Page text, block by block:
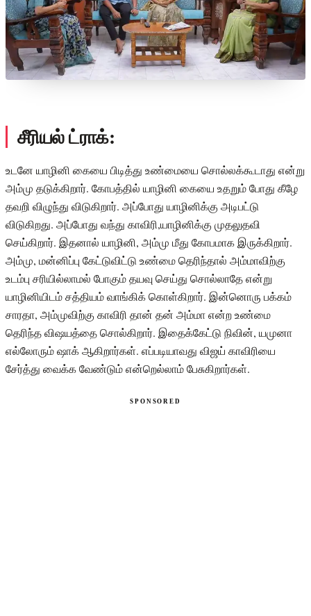
சீரியல் ட்ராக்:
உடனே யாழினி கையை பிடித்து உண்மையை சொல்லக்கூடாது என்று
அம்மு தடுக்கிறார். கோபத்தில் யாழினி கையை உதறும் போது கீழே
தவறி விழுந்து விடுகிறார். அப்போது யாழினிக்கு அடிபட்டு
விடுகிறது. அப்போது வந்து காவிரி,யாழினிக்கு முதலுதவி
செய்கிறார். இதனால் யாழினி, அம்மு மீது கோபமாக இருக்கிறார்.
அம்மு, மன்னிப்பு கேட்டுவிட்டு உண்மை தெரிந்தால் அம்மாவிற்கு
உடம்பு சரியில்லாமல் போகும் தயவு செய்து சொல்லாதே என்று
யாழினியிடம் சத்தியம் வாங்கிக் கொள்கிறார். இன்னொரு பக்கம்
சாரதா, அம்முவிற்கு காவிரி தான் தன் அம்மா என்ற உண்மை
தெரிந்த விஷயத்தை சொல்கிறார். இதைக்கேட்டு நிவின், யமுனா
எல்லோரும் ஷாக் ஆகிறார்கள். எப்படியாவது விஜய் காவிரியை
சேர்த்து வைக்க வேண்டும் என்றெல்லாம் பேசுகிறார்கள்.